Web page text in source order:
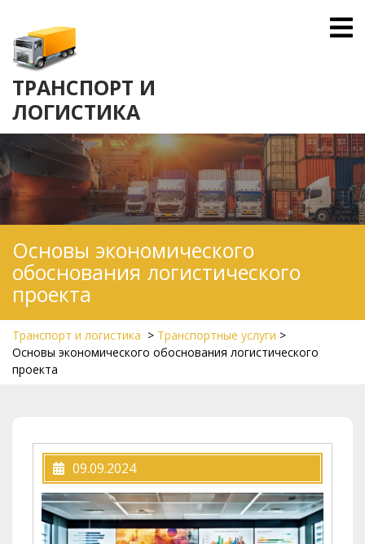
content
ТРАНСПОРТ И
ЛОГИСТИКА
Основы экономического
обоснования логистического
проекта
Транспорт и логистика > Транспортные услуги >
Основы экономического обоснования логистического
проекта
09.09.2024